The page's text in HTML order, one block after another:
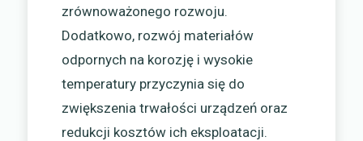
zrównoważonego rozwoju.
Dodatkowo, rozwój materiałów
odpornych na korozję i wysokie
temperatury przyczynia się do
zwiększenia trwałości urządzeń oraz
redukcji kosztów ich eksploatacji.